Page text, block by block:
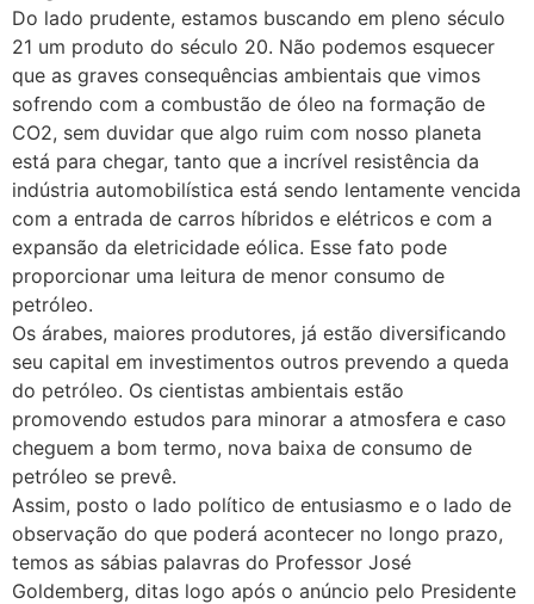
Do lado prudente, estamos buscando em pleno século
21 um produto do século 20. Não podemos esquecer
que as graves consequências ambientais que vimos
sofrendo com a combustão de óleo na formação de
CO2, sem duvidar que algo ruim com nosso planeta
está para chegar, tanto que a incrível resistência da
indústria automobilística está sendo lentamente vencida
com a entrada de carros híbridos e elétricos e com a
expansão da eletricidade eólica. Esse fato pode
proporcionar uma leitura de menor consumo de
petróleo.
Os árabes, maiores produtores, já estão diversificando
seu capital em investimentos outros prevendo a queda
do petróleo. Os cientistas ambientais estão
promovendo estudos para minorar a atmosfera e caso
cheguem a bom termo, nova baixa de consumo de
petróleo se prevê.
Assim, posto o lado político de entusiasmo e o lado de
observação do que poderá acontecer no longo prazo,
temos as sábias palavras do Professor José
Goldemberg, ditas logo após o anúncio pelo Presidente